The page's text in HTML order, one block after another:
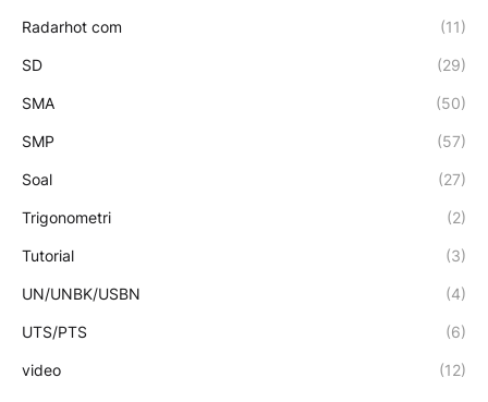
Radarhot com (11)
SD (29)
SMA (50)
SMP (57)
Soal (27)
Trigonometri (2)
Tutorial (3)
UN/UNBK/USBN (4)
UTS/PTS (6)
video (12)